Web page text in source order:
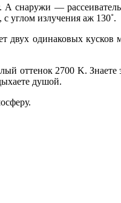
— рассеиватель
с углом излучения аж 130˚.
двух одинаковых кусков
оттенок 2700 K. Знаете
душой.